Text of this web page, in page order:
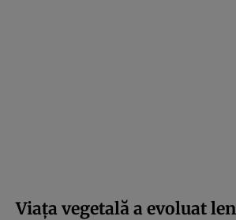
Viața vegetală a evoluat